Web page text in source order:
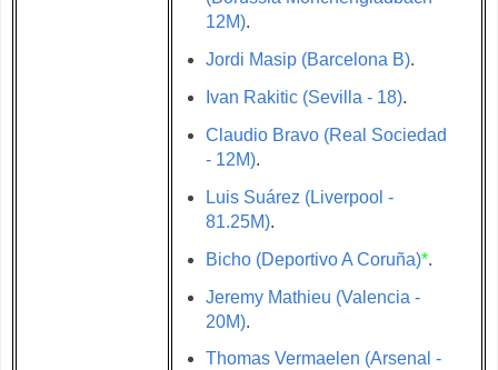
12M).
Jordi Masip (Barcelona B).
Ivan Rakitic (Sevilla - 18).
Claudio Bravo (Real Sociedad
- 12M).
Luis Suárez (Liverpool -
81.25M).
Bicho (Deportivo A Coruña)*.
Jeremy Mathieu (Valencia -
20M).
Thomas Vermaelen (Arsenal -